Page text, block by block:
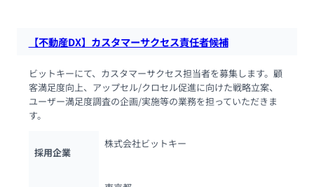
【不動産DX】カスタマーサクセス責任者候補
ビットキーにて、カスタマーサクセス担当者を募集します。顧
客満足度向上、アップセル/クロセル促進に向けた戦略立案、
ユーザー満足度調査の企画/実施等の業務を担っていただきま
す。
採用企業
株式会社ビットキー